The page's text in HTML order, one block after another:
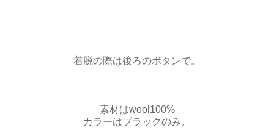
着脱の際は後ろのボタンで。
素材はwool100%
カラーはブラックのみ。